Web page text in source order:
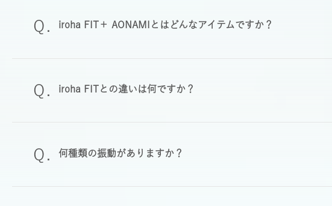
iroha FIT＋ AONAMIとはどんなアイテムですか？
iroha FITとの違いは何ですか？
何種類の振動がありますか？